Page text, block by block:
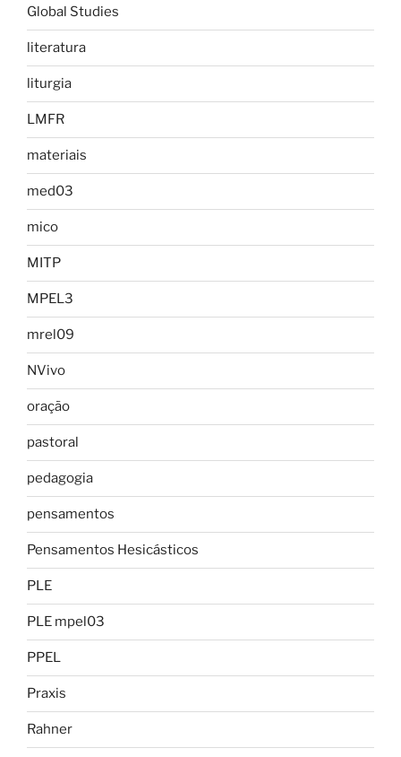
Global Studies
literatura
liturgia
LMFR
materiais
med03
mico
MITP
MPEL3
mrel09
NVivo
oração
pastoral
pedagogia
pensamentos
Pensamentos Hesicásticos
PLE
PLE mpel03
PPEL
Praxis
Rahner